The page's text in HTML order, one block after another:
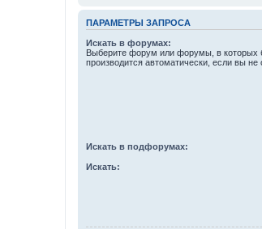
ПАРАМЕТРЫ ЗАПРОСА
Искать в форумах:
Выберите форум или форумы, в которых
производится автоматически, если вы
Искать в подфорумах:
Искать: